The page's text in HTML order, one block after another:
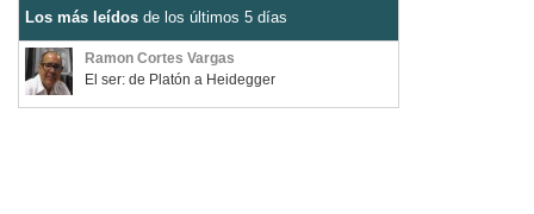
Los más leídos de los últimos 5 días
Ramon Cortes Vargas
El ser: de Platón a Heidegger